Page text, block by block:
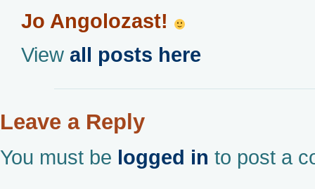
Jo Angolozast!
View all posts here
Leave a Reply
You must be logged in to post a